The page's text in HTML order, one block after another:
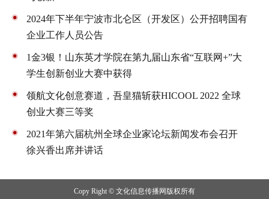
2024年下半年宁波市北仑区（开发区）公开招聘国有
企业工作人员公告
1金3银！山东英才学院在第九届山东省“互联网+”大
学生创新创业大赛中获得
领航文化创意赛道，吾皇猫斩获HICOOL 2022 全球
创业大赛三等奖
2021年第六届杭州全球企业家论坛新闻发布会召开
徐兴香出席并讲话
Copy Right © 文化信息传播网版权所有